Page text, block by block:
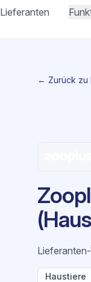
Lieferanten
← Zurück zu
Haustiere